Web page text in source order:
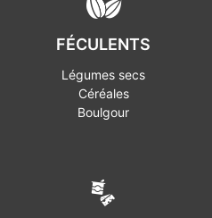
FÉCULENTS
Légumes secs
Céréales
Boulgour